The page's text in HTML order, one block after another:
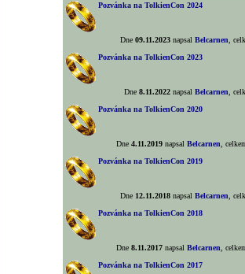
Pozvánka na TolkienCon 2024
Dne09.11.2023 napsalBelcarnen
,
Pozvánka na TolkienCon 2023
Dne8.11.2022 napsalBelcarnen
,
Pozvánka na TolkienCon 2020
Dne4.11.2019 napsalBelcarnen
,
Pozvánka na TolkienCon 2019
Dne 12.11.2018 napsalBelcarnen
,
Pozvánka na TolkienCon 2018
Dne8.11.2017 napsalBelcarnen
,
Pozvánka na TolkienCon 2017